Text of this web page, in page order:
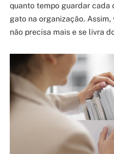
quanto tempo guardar cada
gato na organização.
não precisa mais e se livra